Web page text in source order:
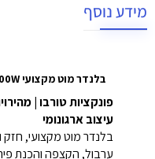
מידע נוסף
בלנדר מוט מקצועי 1800W כולל 6 אביזרים מבית Homex
עיצוב ארגונומי
בלנדר מוט מקצועי, חזק
ערבול, הקצפה והכנת